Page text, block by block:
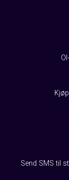
Send SMS til